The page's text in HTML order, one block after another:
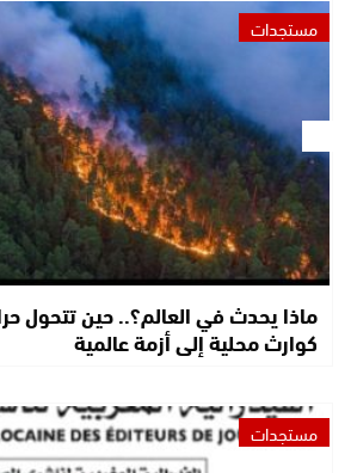
مستجدات
ماذا يحدث في العالم؟.. حين تتحول
كوارث محلية إلى أزمة عالمية
مستجدات